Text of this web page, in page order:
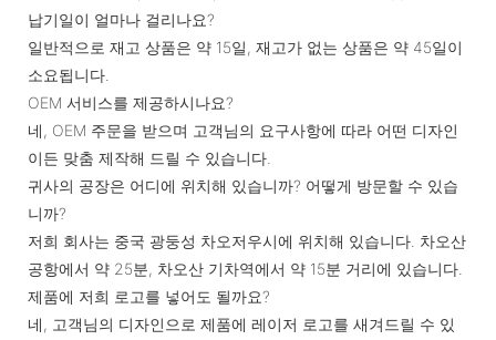
납기일이 얼마나 걸리나요?
일반적으로 재고 상품은 약 15일, 재고가 없는 상품은 약 45일이
소요됩니다.
OEM 서비스를 제공하시나요?
네, OEM 주문을 받으며 고객님의 요구사항에 따라 어떤 디자인
이든 맞춤 제작해 드릴 수 있습니다.
귀사의 공장은 어디에 위치해 있습니까? 어떻게 방문할 수 있습
니까?
저희 회사는 중국 광둥성 차오저우시에 위치해 있습니다. 차오산
공항에서 약 25분, 차오산 기차역에서 약 15분 거리에 있습니다.
제품에 저희 로고를 넣어도 될까요?
네, 고객님의 디자인으로 제품에 레이저 로고를 새겨드릴 수 있